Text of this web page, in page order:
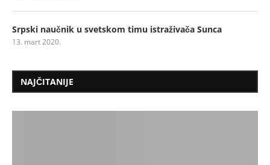
Srpski naučnik u svetskom timu istraživača Sunca
13. mart 2020.
NAJČITANIJE